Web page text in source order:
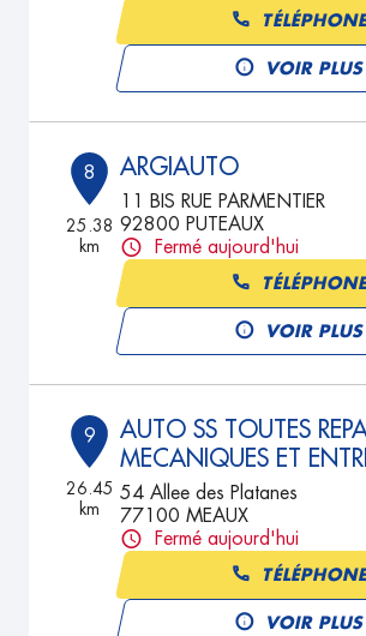
VOIR PLUS
8
25.38
km
ARGIAUTO
11 BIS RUE PARMENTIER
92800 PUTEAUX
Fermé aujourd'hui
VOIR PLUS
9
26.45
km
AUTO SS TOUTES
MECANIQUES ET
54 Allee des Platanes
77100 MEAUX
Fermé aujourd'hui
VOIR PLUS